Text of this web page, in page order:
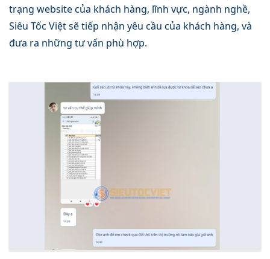
trạng website của khách hàng, lĩnh vực, ngành nghề,
Siêu Tốc Việt sẽ tiếp nhận yêu cầu của khách hàng, và
đưa ra những tư vấn phù hợp.